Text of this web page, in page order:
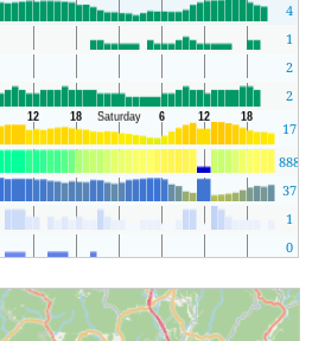
4
1
2
2
17
888
37
1
0